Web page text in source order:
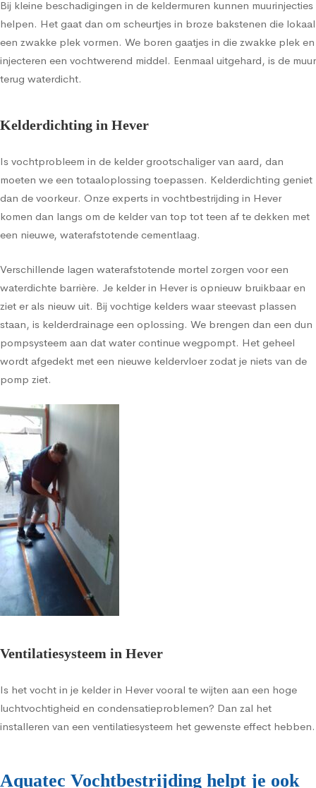
Bij kleine beschadigingen in de keldermuren kunnen muurinjecties
helpen. Het gaat dan om scheurtjes in broze bakstenen die lokaal
een zwakke plek vormen. We boren gaatjes in die zwakke plek en
injecteren een vochtwerend middel. Eenmaal uitgehard, is de muur
terug waterdicht.
Kelderdichting in Hever
Is vochtprobleem in de kelder grootschaliger van aard, dan
moeten we een totaaloplossing toepassen. Kelderdichting geniet
dan de voorkeur. Onze experts in vochtbestrijding in Hever
komen dan langs om de kelder van top tot teen af te dekken met
een nieuwe, waterafstotende cementlaag.
Verschillende lagen waterafstotende mortel zorgen voor een
waterdichte barrière. Je kelder in Hever is opnieuw bruikbaar en
ziet er als nieuw uit. Bij vochtige kelders waar steevast plassen
staan, is kelderdrainage een oplossing. We brengen dan een dun
pompsysteem aan dat water continue wegpompt. Het geheel
wordt afgedekt met een nieuwe keldervloer zodat je niets van de
pomp ziet.
Ventilatiesysteem in Hever
Is het vocht in je kelder in Hever vooral te wijten aan een hoge
luchtvochtigheid en condensatieproblemen? Dan zal het
installeren van een ventilatiesysteem het gewenste effect hebben.
Aquatec Vochtbestrijding helpt je ook